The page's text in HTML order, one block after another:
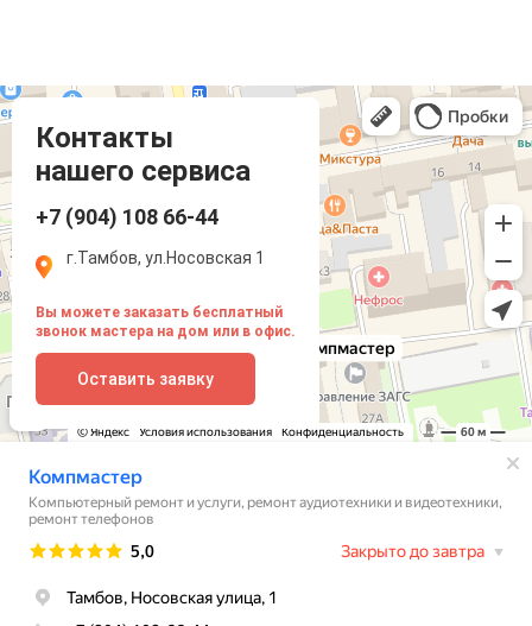
Контакты
нашего сервиса
+7 (904) 108 66-44
г.Тамбов, ул.Носовская 1
Вы можете заказать бесплатный
звонок мастера на дом или в офис.
Оставить заявку
Компмастер
Тамбов
Носовская улица, 1